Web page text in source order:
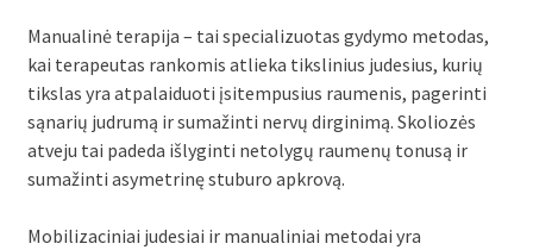
Manualinė terapija – tai specializuotas gydymo metodas,
kai terapeutas rankomis atlieka tikslinius judesius, kurių
tikslas yra atpalaiduoti įsitempusius raumenis, pagerinti
sąnarių judrumą ir sumažinti nervų dirginimą. Skoliozės
atveju tai padeda išlyginti netolygų raumenų tonusą ir
sumažinti asymetrinę stuburo apkrovą.
Mobilizaciniai judesiai ir manualiniai metodai yra